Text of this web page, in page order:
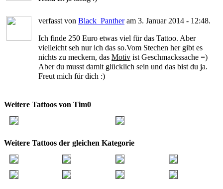
verfasst von Black_Pantheram 3. Januar 2014 - 12:48.
Ich finde 250 Euro etwas viel für das Tattoo. Aber
vielleicht seh nur ich das so.Vom Stechen her gibt es
nichts zu meckern, das Motiv ist Geschmackssache =)
Aber du musst damit glücklich sein und das bist du ja.
Freut mich für dich :)
Weitere Tattoos von Tim0
Weitere Tattoos der gleichen Kategorie